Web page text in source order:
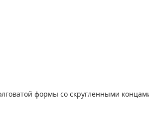
формы со скругленными